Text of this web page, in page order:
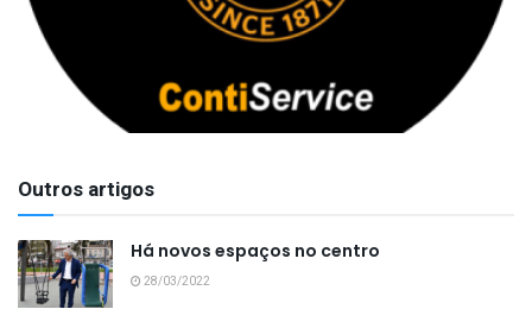
Outros artigos
Há novos espaços no centro
28/03/2022